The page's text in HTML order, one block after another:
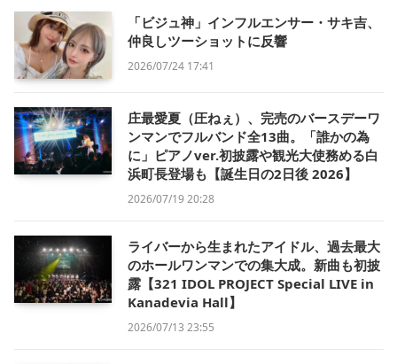
「ビジュ神」インフルエンサー・サキ吉、
仲良しツーショットに反響
2026/07/24 17:41
庄最愛夏（圧ねぇ）、完売のバースデーワ
ンマンでフルバンド全13曲。「誰かの為
に」ピアノver.初披露や観光大使務める白
浜町長登場も【誕生日の2日後 2026】
2026/07/19 20:28
ライバーから生まれたアイドル、過去最大
のホールワンマンでの集大成。新曲も初披
露【321 IDOL PROJECT Special LIVE in
Kanadevia Hall】
2026/07/13 23:55